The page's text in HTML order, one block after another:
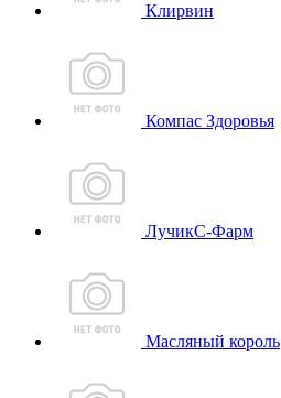
Клирвин
Компас Здоровья
ЛучикС-Фарм
Масляный король